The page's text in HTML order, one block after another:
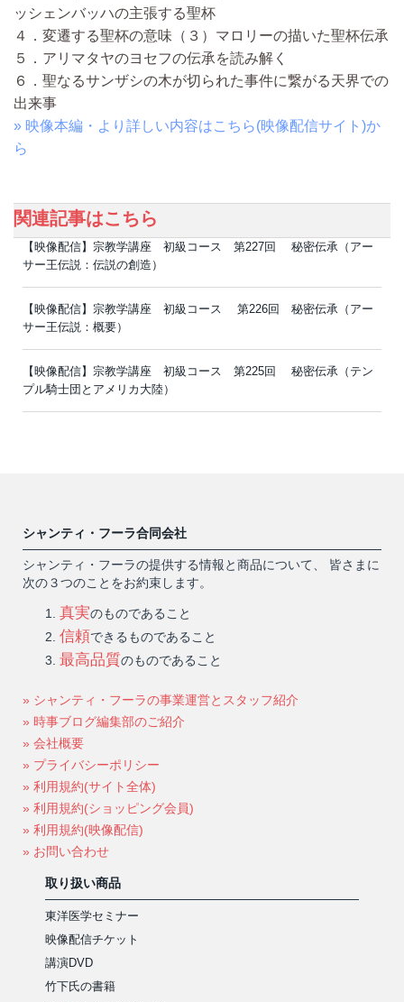
ッシェンバッハの主張する聖杯
４．変遷する聖杯の意味（３）マロリーの描いた聖杯伝承
５．アリマタヤのヨセフの伝承を読み解く
６．聖なるサンザシの木が切られた事件に繋がる天界での
出来事
» 映像本編・より詳しい内容はこちら(映像配信サイト)か
ら
関連記事はこちら
【映像配信】宗教学講座 初級コース 第227回 秘密伝承（アー
サー王伝説：伝説の創造）
【映像配信】宗教学講座 初級コース 第226回 秘密伝承（アー
サー王伝説：概要）
【映像配信】宗教学講座 初級コース 第225回 秘密伝承（テン
プル騎士団とアメリカ大陸）
シャンティ・フーラ合同会社
シャンティ・フーラの提供する情報と商品について、 皆さまに
次の３つのことをお約束します。
真実のものであること
信頼できるものであること
最高品質のものであること
» シャンティ・フーラの事業運営とスタッフ紹介
» 時事ブログ編集部のご紹介
» 会社概要
» プライバシーポリシー
» 利用規約(サイト全体)
» 利用規約(ショッピング会員)
» 利用規約(映像配信)
» お問い合わせ
取り扱い商品
東洋医学セミナー
映像配信チケット
講演DVD
竹下氏の書籍